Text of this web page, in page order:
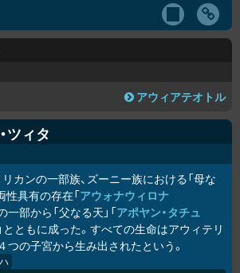
アウィアテオトル
ツィタ
カンの一部族、ズーニー族における「母な
性具有の存在「アウォナウィロナ
一部から「父なる天」「アポヤン・タチュ
とともに成った。すべての生命はアウィテリ
つの子宮から生み出されたという。